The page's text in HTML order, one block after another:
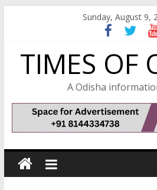
Sunday, August 9,
TIMES OF
A Odisha